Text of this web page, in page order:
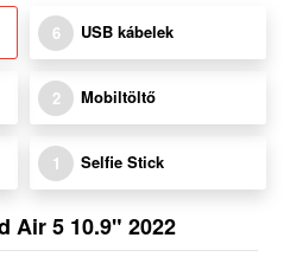
6 USB kábelek
2 Mobiltöltő
1 Selfie Stick
Air 5 10.9" 2022